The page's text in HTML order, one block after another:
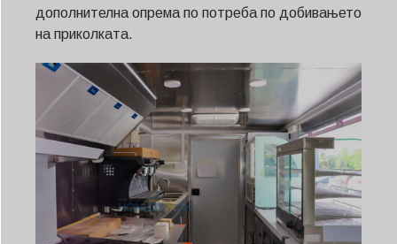
дополнителна опрема по потреба по добивањето
на приколката.